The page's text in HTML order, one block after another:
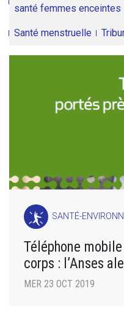
santé femmes enceintes
Santé menstruelle
SANTÉ-
Téléphone
corps : l’Anses
MER 23 OCT 2019